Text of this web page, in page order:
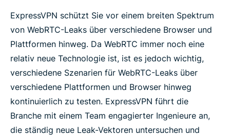
ExpressVPN schützt Sie vor einem breiten Spektrum
von WebRTC-Leaks über verschiedene Browser und
Plattformen hinweg. Da WebRTC immer noch eine
relativ neue Technologie ist, ist es jedoch wichtig,
verschiedene Szenarien für WebRTC-Leaks über
verschiedene Plattformen und Browser hinweg
kontinuierlich zu testen. ExpressVPN führt die
Branche mit einem Team engagierter Ingenieure an,
die ständig neue Leak-Vektoren untersuchen und